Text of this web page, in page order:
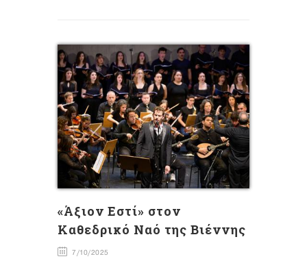
«Άξιον Εστί» στον
Καθεδρικό Ναό της Βιέννης
7/10/2025